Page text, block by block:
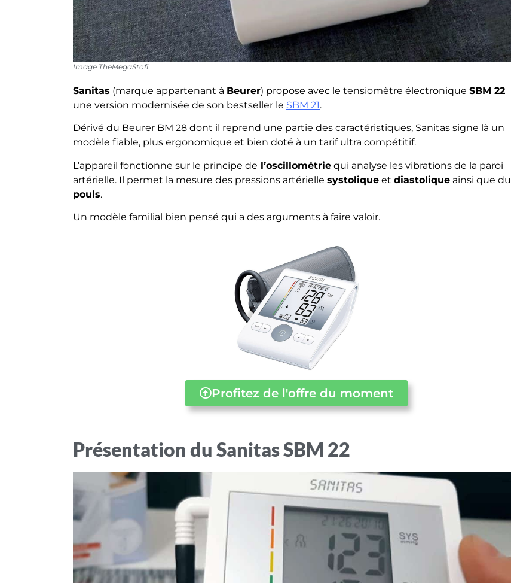
Image TheMegaStofi
Sanitas (marque appartenant à Beurer) propose avec le tensiomètre électronique SBM 22
une version modernisée de son bestseller le SBM 21.
Dérivé du Beurer BM 28 dont il reprend une partie des caractéristiques, Sanitas signe là un
modèle fiable, plus ergonomique et bien doté à un tarif ultra compétitif.
L’appareil fonctionne sur le principe de l’oscillométrie qui analyse les vibrations de la paroi
artérielle. Il permet la mesure des pressions artérielle systolique et diastolique ainsi que du
pouls.
Un modèle familial bien pensé qui a des arguments à faire valoir.
Profitez de l'offre du moment
Présentation du Sanitas SBM 22